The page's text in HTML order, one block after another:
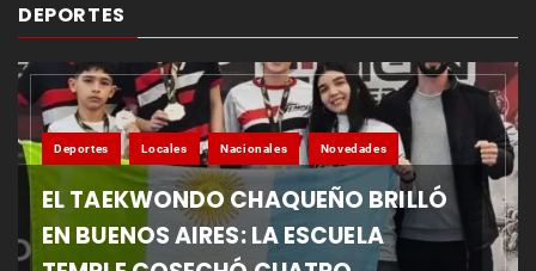
DEPORTES
Deportes Locales Nacionales Novedades
EL TAEKWONDO CHAQUEÑO BRILLÓ
EN BUENOS AIRES: LA ESCUELA